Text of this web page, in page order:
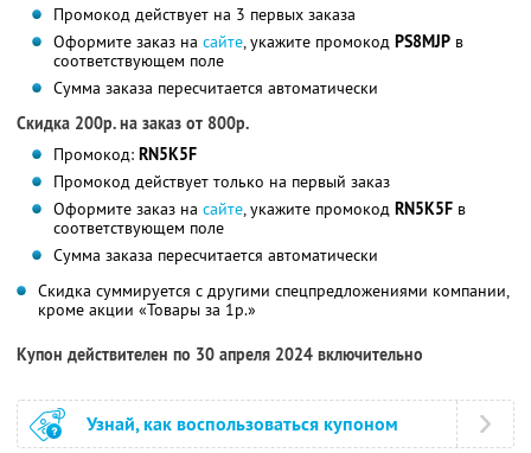
Промокод действует на 3 первых заказа
Оформите заказ на сайте, укажите промокод PS8MJPв
соответствующем поле
Сумма заказа пересчитается автоматически
Скидка 200р. на заказ от 800р.
Промокод: RN5K5F
Промокод действует только на первый заказ
Оформите заказ на сайте, укажите промокод RN5K5Fв
соответствующем поле
Сумма заказа пересчитается автоматически
Скидка суммируется с другими спецпредложениями компании,
кроме акции «Товары за 1р.»
Купон действителен по 30 апреля 2024 включительно
Узнай, как воспользоваться купоном